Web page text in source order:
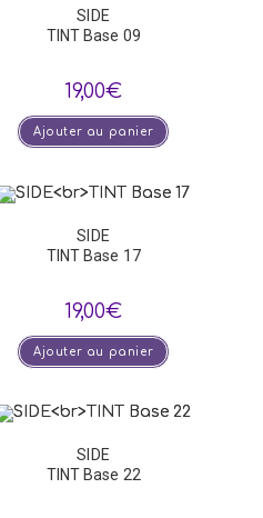
SIDE
TINT Base 09
19,00€
Ajouter au panier
SIDE
TINT Base 17
19,00€
Ajouter au panier
SIDE
TINT Base 22